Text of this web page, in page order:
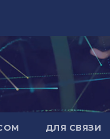
ДЛЯ СВЯЗИ